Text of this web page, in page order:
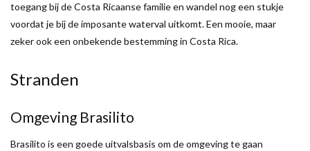
toegang bij de Costa Ricaanse familie en wandel nog een stukje
voordat je bij de imposante waterval uitkomt. Een mooie, maar
zeker ook een onbekende bestemming in Costa Rica.
Stranden
Omgeving Brasilito
Brasilito is een goede uitvalsbasis om de omgeving te gaan